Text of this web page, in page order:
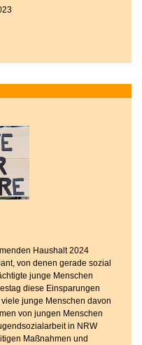
Haushalt 2024
von denen gerade sozial
junge Menschen
diese Einsparungen
junge Menschen davon
von jungen Menschen
in NRW
Maßnahmen und